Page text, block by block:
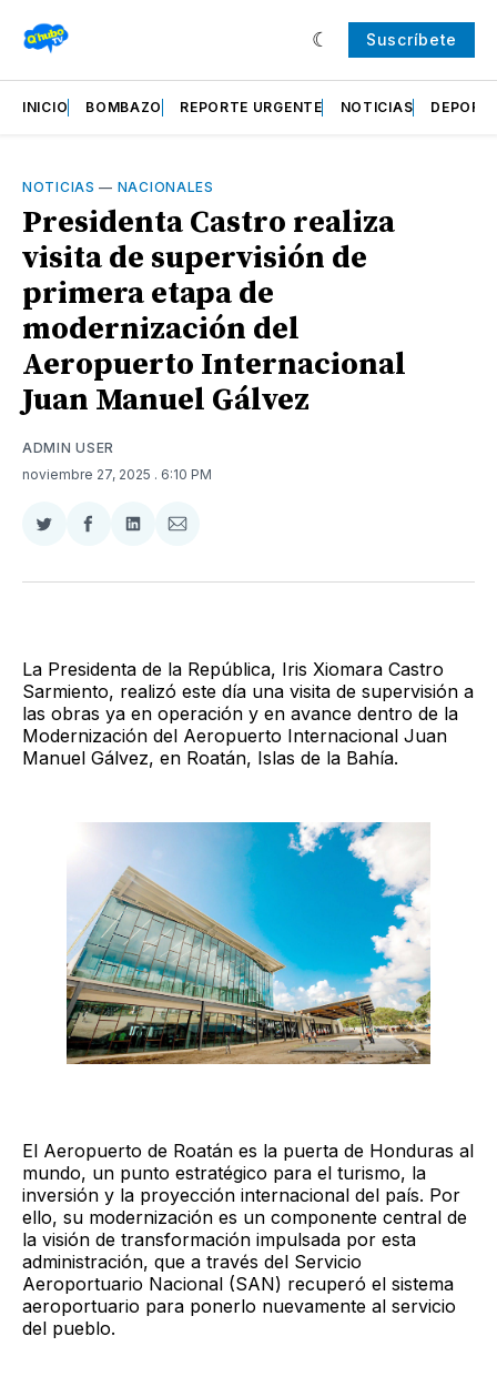
Suscríbete
INICIO BOMBAZO REPORTE URGENTE NOTICIAS
NOTICIAS — NACIONALES
Presidenta Castro realiza
visita de supervisión de
primera etapa de
modernización del
Aeropuerto Internacional
Juan Manuel Gálvez
ADMIN USER
noviembre 27, 2025 . 6:10 PM
Compartir
Twitter
Compartir
Facebook
Compartir
LinkedIn
Compartir
Email
La Presidenta de la República, Iris Xiomara Castro
Sarmiento, realizó este día una visita de supervisión a
las obras ya en operación y en avance dentro de la
Modernización del Aeropuerto Internacional Juan
Manuel Gálvez, en Roatán, Islas de la Bahía.
El Aeropuerto de Roatán es la puerta de Honduras al
mundo, un punto estratégico para el turismo, la
inversión y la proyección internacional del país. Por
ello, su modernización es un componente central de
la visión de transformación impulsada por esta
administración, que a través del Servicio
Aeroportuario Nacional (SAN) recuperó el sistema
aeroportuario para ponerlo nuevamente al servicio
del pueblo.